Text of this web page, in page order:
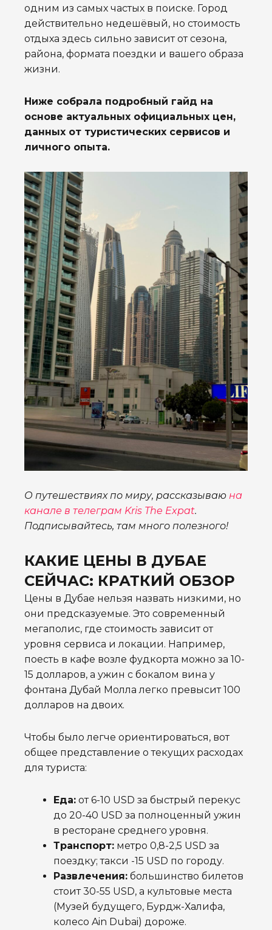
одним из самых частых в поиске. Город
действительно недешёвый, но стоимость
отдыха здесь сильно зависит от сезона,
района, формата поездки и вашего образа
жизни.
Ниже собрала подробный гайд на
основе актуальных официальных цен,
данных от туристических сервисов и
личного опыта.
О путешествиях по миру, рассказываю на
канале в телеграм Kris The Expat.
Подписывайтесь, там много полезного!
КАКИЕ ЦЕНЫ В ДУБАЕ
СЕЙЧАС: КРАТКИЙ ОБЗОР
Цены в Дубае нельзя назвать низкими, но
они предсказуемые. Это современный
мегаполис, где стоимость зависит от
уровня сервиса и локации. Например,
поесть в кафе возле фудкорта можно за 10-
15 долларов, а ужин с бокалом вина у
фонтана Дубай Молла легко превысит 100
долларов на двоих.
Чтобы было легче ориентироваться, вот
общее представление о текущих расходах
для туриста:
Еда: от 6-10 USD за быстрый перекус
до 20-40 USD за полноценный ужин
в ресторане среднего уровня.
Транспорт: метро 0,8-2,5 USD за
поездку; такси -15 USD по городу.
Развлечения: большинство билетов
стоит 30-55 USD, а культовые места
(Музей будущего, Бурдж-Халифа,
колесо Ain Dubai) дороже.